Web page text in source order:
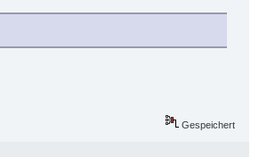
Gespeichert